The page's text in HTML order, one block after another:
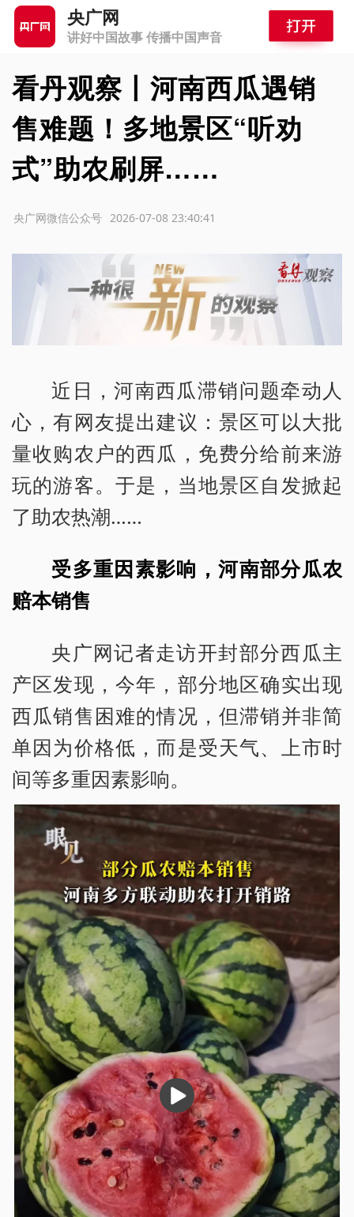
央广网
讲好中国故事 传播中国声音
看丹观察丨河南西瓜遇销
售难题！多地景区“听劝
式”助农刷屏……
2026-07-08 23:40:41
央广网微信公众号
近日，河南西瓜滞销问题牵动人
心，有网友提出建议：景区可以大批
量收购农户的西瓜，免费分给前来游
玩的游客。于是，当地景区自发掀起
了助农热潮……
受多重因素影响，河南部分瓜农
赔本销售
央广网记者走访开封部分西瓜主
产区发现，今年，部分地区确实出现
西瓜销售困难的情况，但滞销并非简
单因为价格低，而是受天气、上市时
间等多重因素影响。
播
放